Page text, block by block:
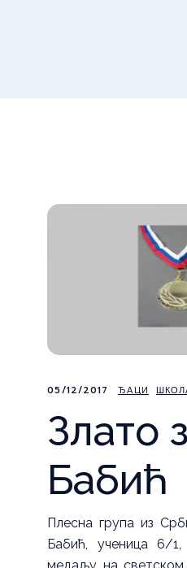
05/12/2017 ЂАЦИ
Злато
Бабић
Плесна група из
Бабић, ученица 6/1,